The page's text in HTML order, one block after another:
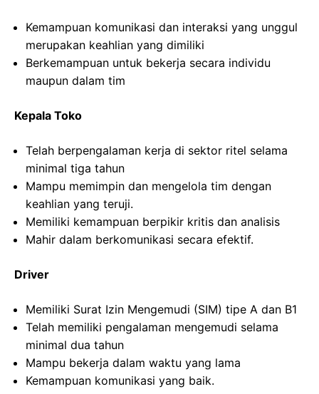
Kemampuan komunikasi dan interaksi yang unggul
merupakan keahlian yang dimiliki
Berkemampuan untuk bekerja secara individu
maupun dalam tim
Kepala Toko
Telah berpengalaman kerja di sektor ritel selama
minimal tiga tahun
Mampu memimpin dan mengelola tim dengan
keahlian yang teruji.
Memiliki kemampuan berpikir kritis dan analisis
Mahir dalam berkomunikasi secara efektif.
Driver
Memiliki Surat Izin Mengemudi (SIM) tipe A dan B1
Telah memiliki pengalaman mengemudi selama
minimal dua tahun
Mampu bekerja dalam waktu yang lama
Kemampuan komunikasi yang baik.